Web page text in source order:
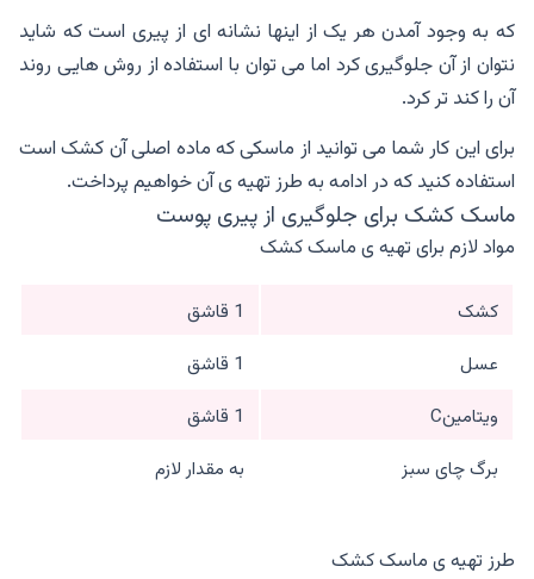
که به وجود آمدن هر یک از اینها نشانه ای از پیری است که شاید
نتوان از آن جلوگیری کرد اما می توان با استفاده از روش هایی روند
آن را کند تر کرد.
برای این کار شما می توانید از ماسکی که ماده اصلی آن کشک است
استفاده کنید که در ادامه به طرز تهیه ی آن خواهیم پرداخت.
ماسک کشک برای جلوگیری از پیری پوست
مواد لازم برای تهیه ی ماسک کشک
کشک
1 قاشق
عسل
1 قاشق
ویتامینC
1 قاشق
برگ چای سبز
به مقدار لازم
طرز تهیه ی ماسک کشک